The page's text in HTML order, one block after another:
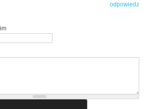
odpowiedz